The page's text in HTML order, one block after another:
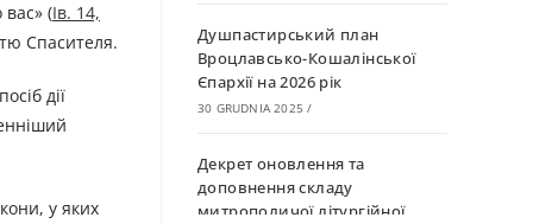
(Ів. 14,
Спасителя.
дії
у яких
Душпастирський план
Вроцлавсько-Кошалінської
Єпархії на 2026 рік
30 GRUDNIA 2025 /
Декрет оновлення та
доповнення складу
митрополичої літургійної